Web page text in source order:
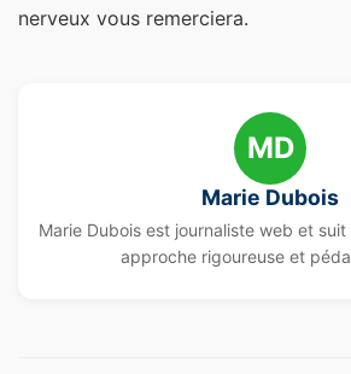
nerveux vous remerciera.
MD
Marie Dubois
Marie Dubois est journaliste web et
approche rigoureuse et